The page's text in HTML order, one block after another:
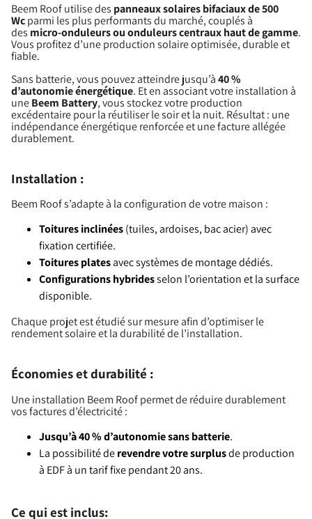
Beem Roof utilise des panneaux solaires bifaciaux de 500
Wcparmi les plus performants du marché, couplés à
des micro-onduleurs ou onduleurs centraux haut de gamme.
Vous profitez d’une production solaire optimisée, durable et
fiable.
Sans batterie, vous pouvez atteindre jusqu’à40 %
d’autonomie énergétique. Et en associant votre installation à
uneBeem Battery, vous stockez votre production
excédentaire pour la réutiliser le soir et la nuit. Résultat : une
indépendance énergétique renforcée et une facture allégée
durablement.
Installation :
Beem Roof s’adapte à la configuration de votre maison :
Toitures inclinées(tuiles, ardoises, bac acier) avec
fixation certifiée.
Toitures platesavec systèmes de montage dédiés.
Configurations hybridesselon l’orientation et la surface
disponible.
Chaque projet est étudié sur mesure afin d’optimiser le
rendement solaire et la durabilité de l’installation.
Économies et durabilité :
Une installation Beem Roof permet de réduire durablement
vos factures d’électricité :
Jusqu’à 40 % d’autonomie sans batterie.
La possibilité derevendre votre surplusde production
à EDF à un tarif fixe pendant 20 ans.
Ce qui est inclus: